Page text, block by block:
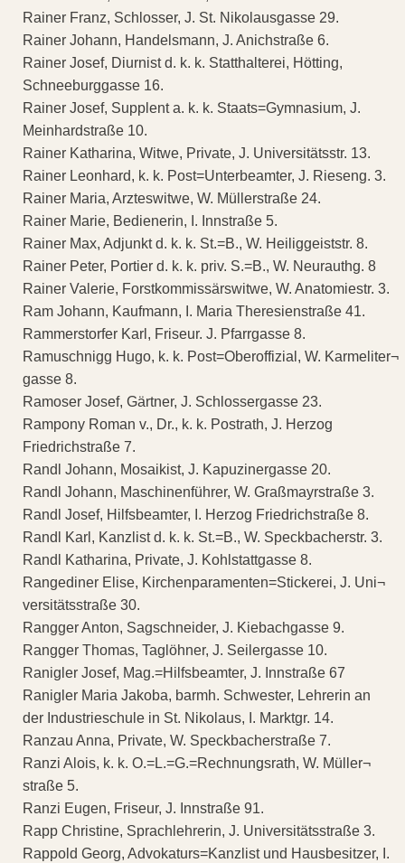
Rainer Franz, Schlosser, J. St. Nikolausgasse 29.
Rainer Johann, Handelsmann, J. Anichstraße 6.
Rainer Josef, Diurnist d. k. k. Statthalterei, Hötting,
Schneeburggasse 16.
Rainer Josef, Supplent a. k. k. Staats=Gymnasium, J.
Meinhardstraße 10.
Rainer Katharina, Witwe, Private, J. Universitätsstr. 13.
Rainer Leonhard, k. k. Post=Unterbeamter, J. Rieseng. 3.
Rainer Maria, Arzteswitwe, W. Müllerstraße 24.
Rainer Marie, Bedienerin, I. Innstraße 5.
Rainer Max, Adjunkt d. k. k. St.=B., W. Heiliggeiststr. 8.
Rainer Peter, Portier d. k. k. priv. S.=B., W. Neurauthg. 8
Rainer Valerie, Forstkommissärswitwe, W. Anatomiestr. 3.
Ram Johann, Kaufmann, I. Maria Theresienstraße 41.
Rammerstorfer Karl, Friseur. J. Pfarrgasse 8.
Ramuschnigg Hugo, k. k. Post=Oberoffizial, W. Karmeliter¬
gasse 8.
Ramoser Josef, Gärtner, J. Schlossergasse 23.
Rampony Roman v., Dr., k. k. Postrath, J. Herzog
Friedrichstraße 7.
Randl Johann, Mosaikist, J. Kapuzinergasse 20.
Randl Johann, Maschinenführer, W. Graßmayrstraße 3.
Randl Josef, Hilfsbeamter, I. Herzog Friedrichstraße 8.
Randl Karl, Kanzlist d. k. k. St.=B., W. Speckbacherstr. 3.
Randl Katharina, Private, J. Kohlstattgasse 8.
Rangediner Elise, Kirchenparamenten=Stickerei, J. Uni¬
versitätsstraße 30.
Rangger Anton, Sagschneider, J. Kiebachgasse 9.
Rangger Thomas, Taglöhner, J. Seilergasse 10.
Ranigler Josef, Mag.=Hilfsbeamter, J. Innstraße 67
Ranigler Maria Jakoba, barmh. Schwester, Lehrerin an
der Industrieschule in St. Nikolaus, I. Marktgr. 14.
Ranzau Anna, Private, W. Speckbacherstraße 7.
Ranzi Alois, k. k. O.=L.=G.=Rechnungsrath, W. Müller¬
straße 5.
Ranzi Eugen, Friseur, J. Innstraße 91.
Rapp Christine, Sprachlehrerin, J. Universitätsstraße 3.
Rappold Georg, Advokaturs=Kanzlist und Hausbesitzer, I.